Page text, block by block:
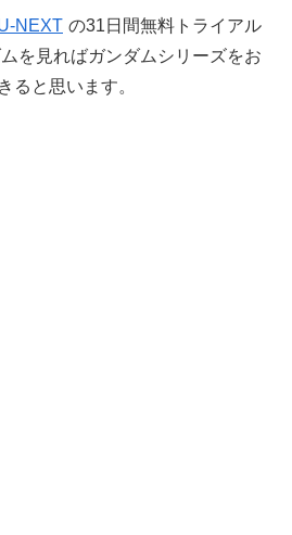
NEXT の31日間無料トライアル
を見ればガンダムシリーズをお
ると思います。